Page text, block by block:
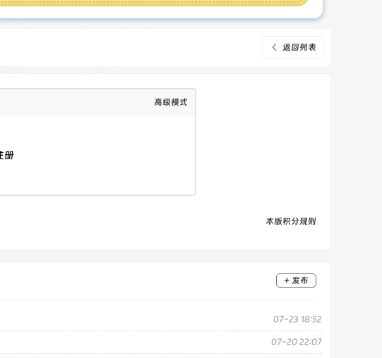
返回列表
高级模式
册
本版积分规则
+ 发布
07-23 18:52
07-20 22:07